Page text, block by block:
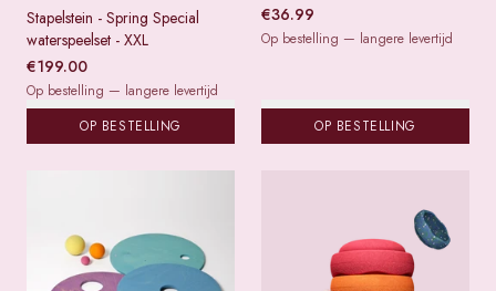
Stapelstein - Spring Special
waterspeelset - XXL
€199.00
Op bestelling — langere levertijd
OP BESTELLING
€36.99
Op bestelling — langere levertijd
OP BESTELLING